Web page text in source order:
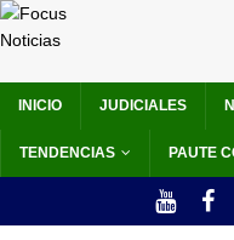
INICIO JUDICIALES
TENDENCIAS PAUTE